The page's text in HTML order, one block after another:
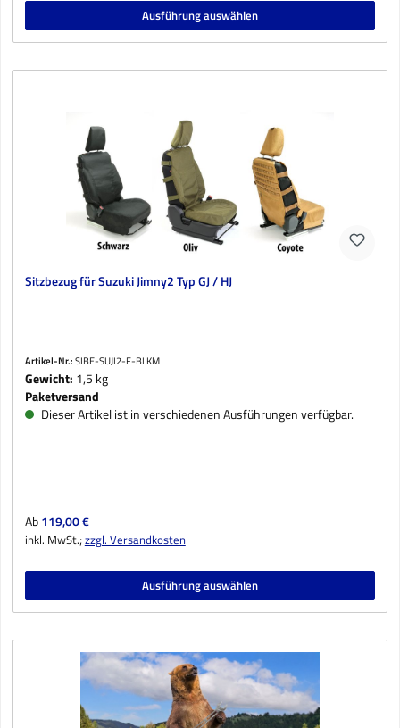
Ausführung auswählen
Sitzbezug für Suzuki Jimny2 Typ GJ / HJ
Artikel-Nr.:SIBE-SUJI2-F-BLKM
Gewicht: 1,5 kg
Paketversand
Dieser Artikel ist in verschiedenen Ausführungen verfügbar.
Regulärer Preis:
Ab119,00 €
inkl. MwSt.;zzgl. Versandkosten
Ausführung auswählen